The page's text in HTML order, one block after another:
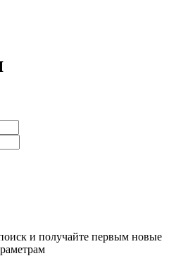
и получайте первым новые